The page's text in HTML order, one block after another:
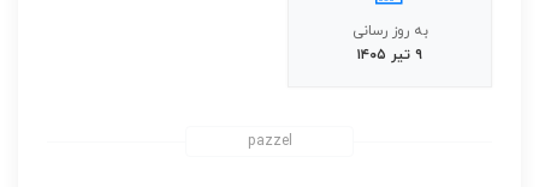
به روز رسانی
۹ تیر ۱۴۰۵
pazzel